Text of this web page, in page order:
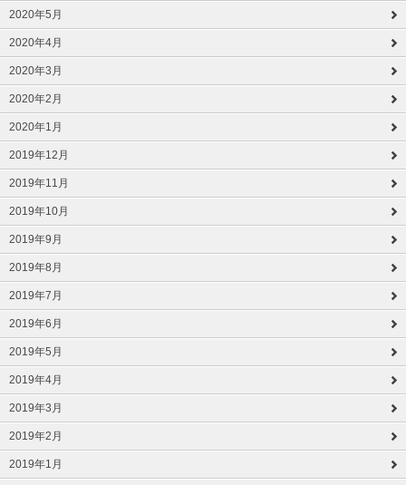
2020年5月
2020年4月
2020年3月
2020年2月
2020年1月
2019年12月
2019年11月
2019年10月
2019年9月
2019年8月
2019年7月
2019年6月
2019年5月
2019年4月
2019年3月
2019年2月
2019年1月